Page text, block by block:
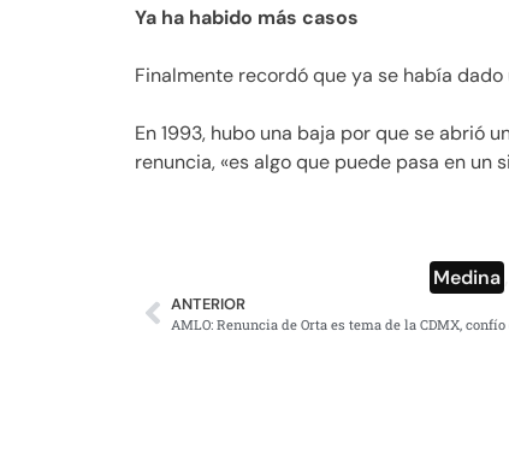
Ya ha habido más casos
Finalmente recordó que ya se había
En 1993, hubo una baja por que se abrió
renuncia, «es algo que puede pasa en un
Medina
ANTERIOR